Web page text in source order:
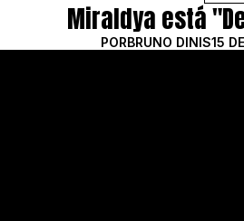
NOTÍCIAS
MARKETING
Miraldya está
PORBRUNO DINIS15